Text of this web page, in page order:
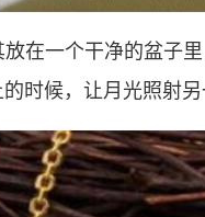
在一个干净的盆子
时候，让月光照射另